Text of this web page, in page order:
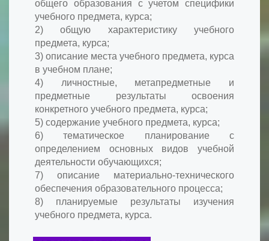
общего образования с учетом специфики
учебного предмета, курса;
2) общую характеристику учебного
предмета, курса;
3) описание места учебного предмета, курса
в учебном плане;
4) личностные, метапредметные и
предметные результаты освоения
конкретного учебного предмета, курса;
5) содержание учебного предмета, курса;
6) тематическое планирование с
определением основных видов учебной
деятельности обучающихся;
7) описание материально-технического
обеспечения образовательного процесса;
8) планируемые результаты изучения
учебного предмета, курса.